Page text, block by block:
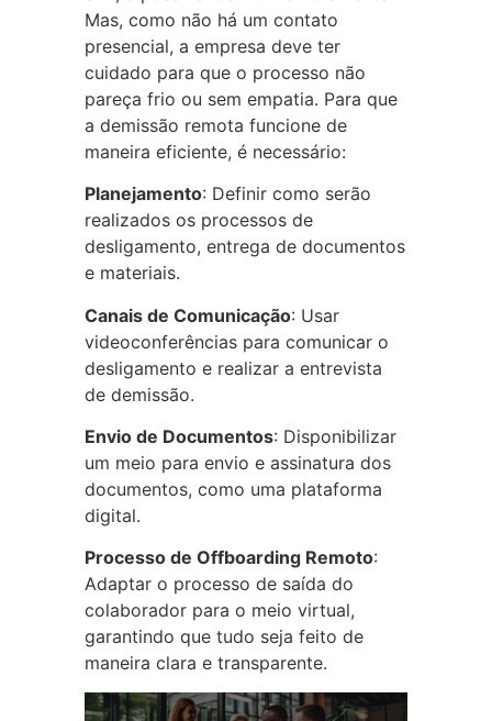
Mas, como não há um contato
presencial, a empresa deve ter
cuidado para que o processo não
pareça frio ou sem empatia. Para que
a demissão remota funcione de
maneira eficiente, é necessário:
Planejamento: Definir como serão
realizados os processos de
desligamento, entrega de documentos
e materiais.
Canais de Comunicação: Usar
videoconferências para comunicar o
desligamento e realizar a entrevista
de demissão.
Envio de Documentos: Disponibilizar
um meio para envio e assinatura dos
documentos, como uma plataforma
digital.
Processo de Offboarding Remoto:
Adaptar o processo de saída do
colaborador para o meio virtual,
garantindo que tudo seja feito de
maneira clara e transparente.